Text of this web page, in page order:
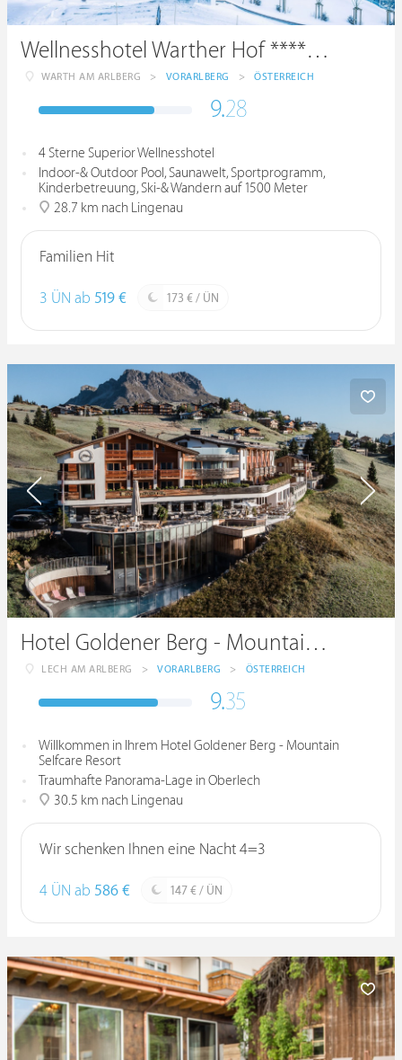
Wellnesshotel Warther Hof ****superior
WARTH AM ARLBERG > VORARLBERG > ÖSTERREICH
9.28
4 Sterne Superior Wellnesshotel
Indoor-& Outdoor Pool, Saunawelt, Sportprogramm,
Kinderbetreuung, Ski-& Wandern auf 1500 Meter
28.7 km nach Lingenau
Familien Hit
3 ÜN ab 519 € 173 € / ÜN
Hotel Goldener Berg - Mountain Selfcare Resort
LECH AM ARLBERG > VORARLBERG > ÖSTERREICH
9.35
Willkommen in Ihrem Hotel Goldener Berg - Mountain
Selfcare Resort
Traumhafte Panorama-Lage in Oberlech
30.5 km nach Lingenau
Wir schenken Ihnen eine Nacht 4=3
4 ÜN ab 586 € 147 € / ÜN